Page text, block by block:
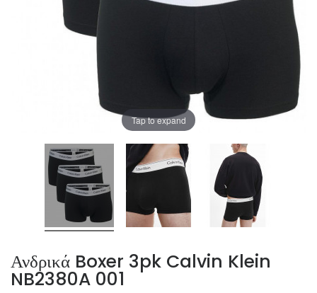
Tap to expand
Ανδρικά Boxer 3pk Calvin Klein
NB2380A 001